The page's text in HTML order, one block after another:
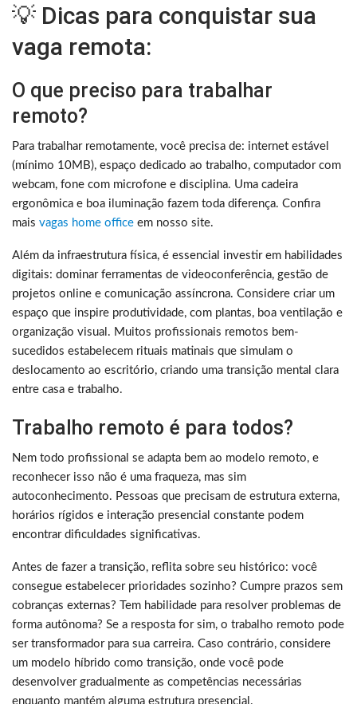
💡 Dicas para conquistar sua
vaga remota:
O que preciso para trabalhar
remoto?
Para trabalhar remotamente, você precisa de: internet estável
(mínimo 10MB), espaço dedicado ao trabalho, computador com
webcam, fone com microfone e disciplina. Uma cadeira
ergonômica e boa iluminação fazem toda diferença. Confira
mais vagas home office em nosso site.
Além da infraestrutura física, é essencial investir em habilidades
digitais: dominar ferramentas de videoconferência, gestão de
projetos online e comunicação assíncrona. Considere criar um
espaço que inspire produtividade, com plantas, boa ventilação e
organização visual. Muitos profissionais remotos bem-
sucedidos estabelecem rituais matinais que simulam o
deslocamento ao escritório, criando uma transição mental clara
entre casa e trabalho.
Trabalho remoto é para todos?
Nem todo profissional se adapta bem ao modelo remoto, e
reconhecer isso não é uma fraqueza, mas sim
autoconhecimento. Pessoas que precisam de estrutura externa,
horários rígidos e interação presencial constante podem
encontrar dificuldades significativas.
Antes de fazer a transição, reflita sobre seu histórico: você
consegue estabelecer prioridades sozinho? Cumpre prazos sem
cobranças externas? Tem habilidade para resolver problemas de
forma autônoma? Se a resposta for sim, o trabalho remoto pode
ser transformador para sua carreira. Caso contrário, considere
um modelo híbrido como transição, onde você pode
desenvolver gradualmente as competências necessárias
enquanto mantém alguma estrutura presencial.